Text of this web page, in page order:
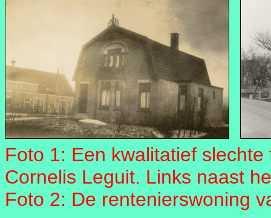
Foto 1: Een kwalitatief
Cornelis Leguit. Links naast
Foto 2: De rentenierswoning